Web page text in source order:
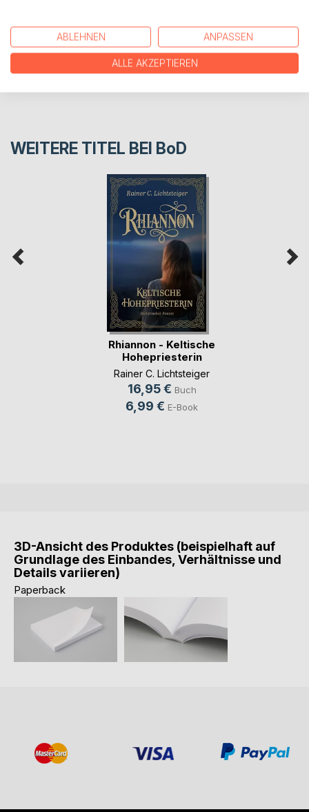
REZENSIONEN
WEITERE TITEL BEI BoD
Rhiannon - Keltische
Hohepriesterin
Rainer C. Lichtsteiger
16,95 € Buch
6,99 € E-Book
3D-Ansicht des Produktes (beispielhaft auf
Grundlage des Einbandes, Verhältnisse und
Details variieren)
Paperback
ABLEHNEN ANPASSEN
ALLE AKZEPTIEREN